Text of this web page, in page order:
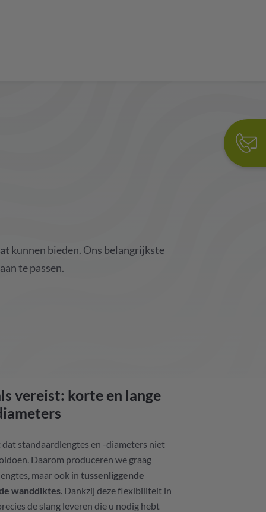
kunnen bieden. Ons belangrijkste
te passen.
vereist: korte en lange
standaardlengtes en -diameters niet
Daarom produceren we graag
maar ook in tussenliggende
wanddiktes. Dankzij deze flexibiliteit in
de slang leveren die u nodig hebt